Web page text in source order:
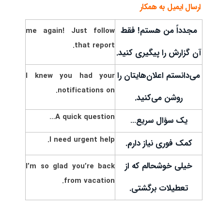
ارسال ایمیل به همکار
مجدداً من هستم! فقط
آن گزارش را پیگیری کنید.
me again! Just follow
that report.
می‌دانستم اعلان‌هایتان را
روشن می‌کنید.
I knew you had your
notifications on.
یک سؤال سریع… A quick question…
کمک فوری نیاز دارم. I need urgent help.
خیلی خوشحالم که از
تعطیلات برگشتی.
I’m so glad you’re back
from vacation.